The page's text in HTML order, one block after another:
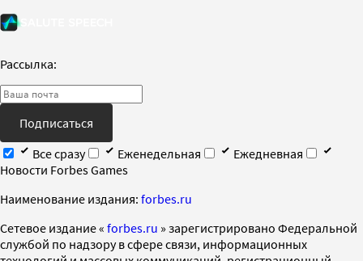
Рассылка:
Подписаться
Все сразу
Еженедельная
Ежедневная
Новости Forbes Games
Наименование издания: forbes.ru
Cетевое издание « forbes.ru » зарегистрировано Федеральной
службой по надзору в сфере связи, информационных